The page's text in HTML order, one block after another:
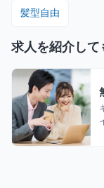
髪型自由
求人を紹介して